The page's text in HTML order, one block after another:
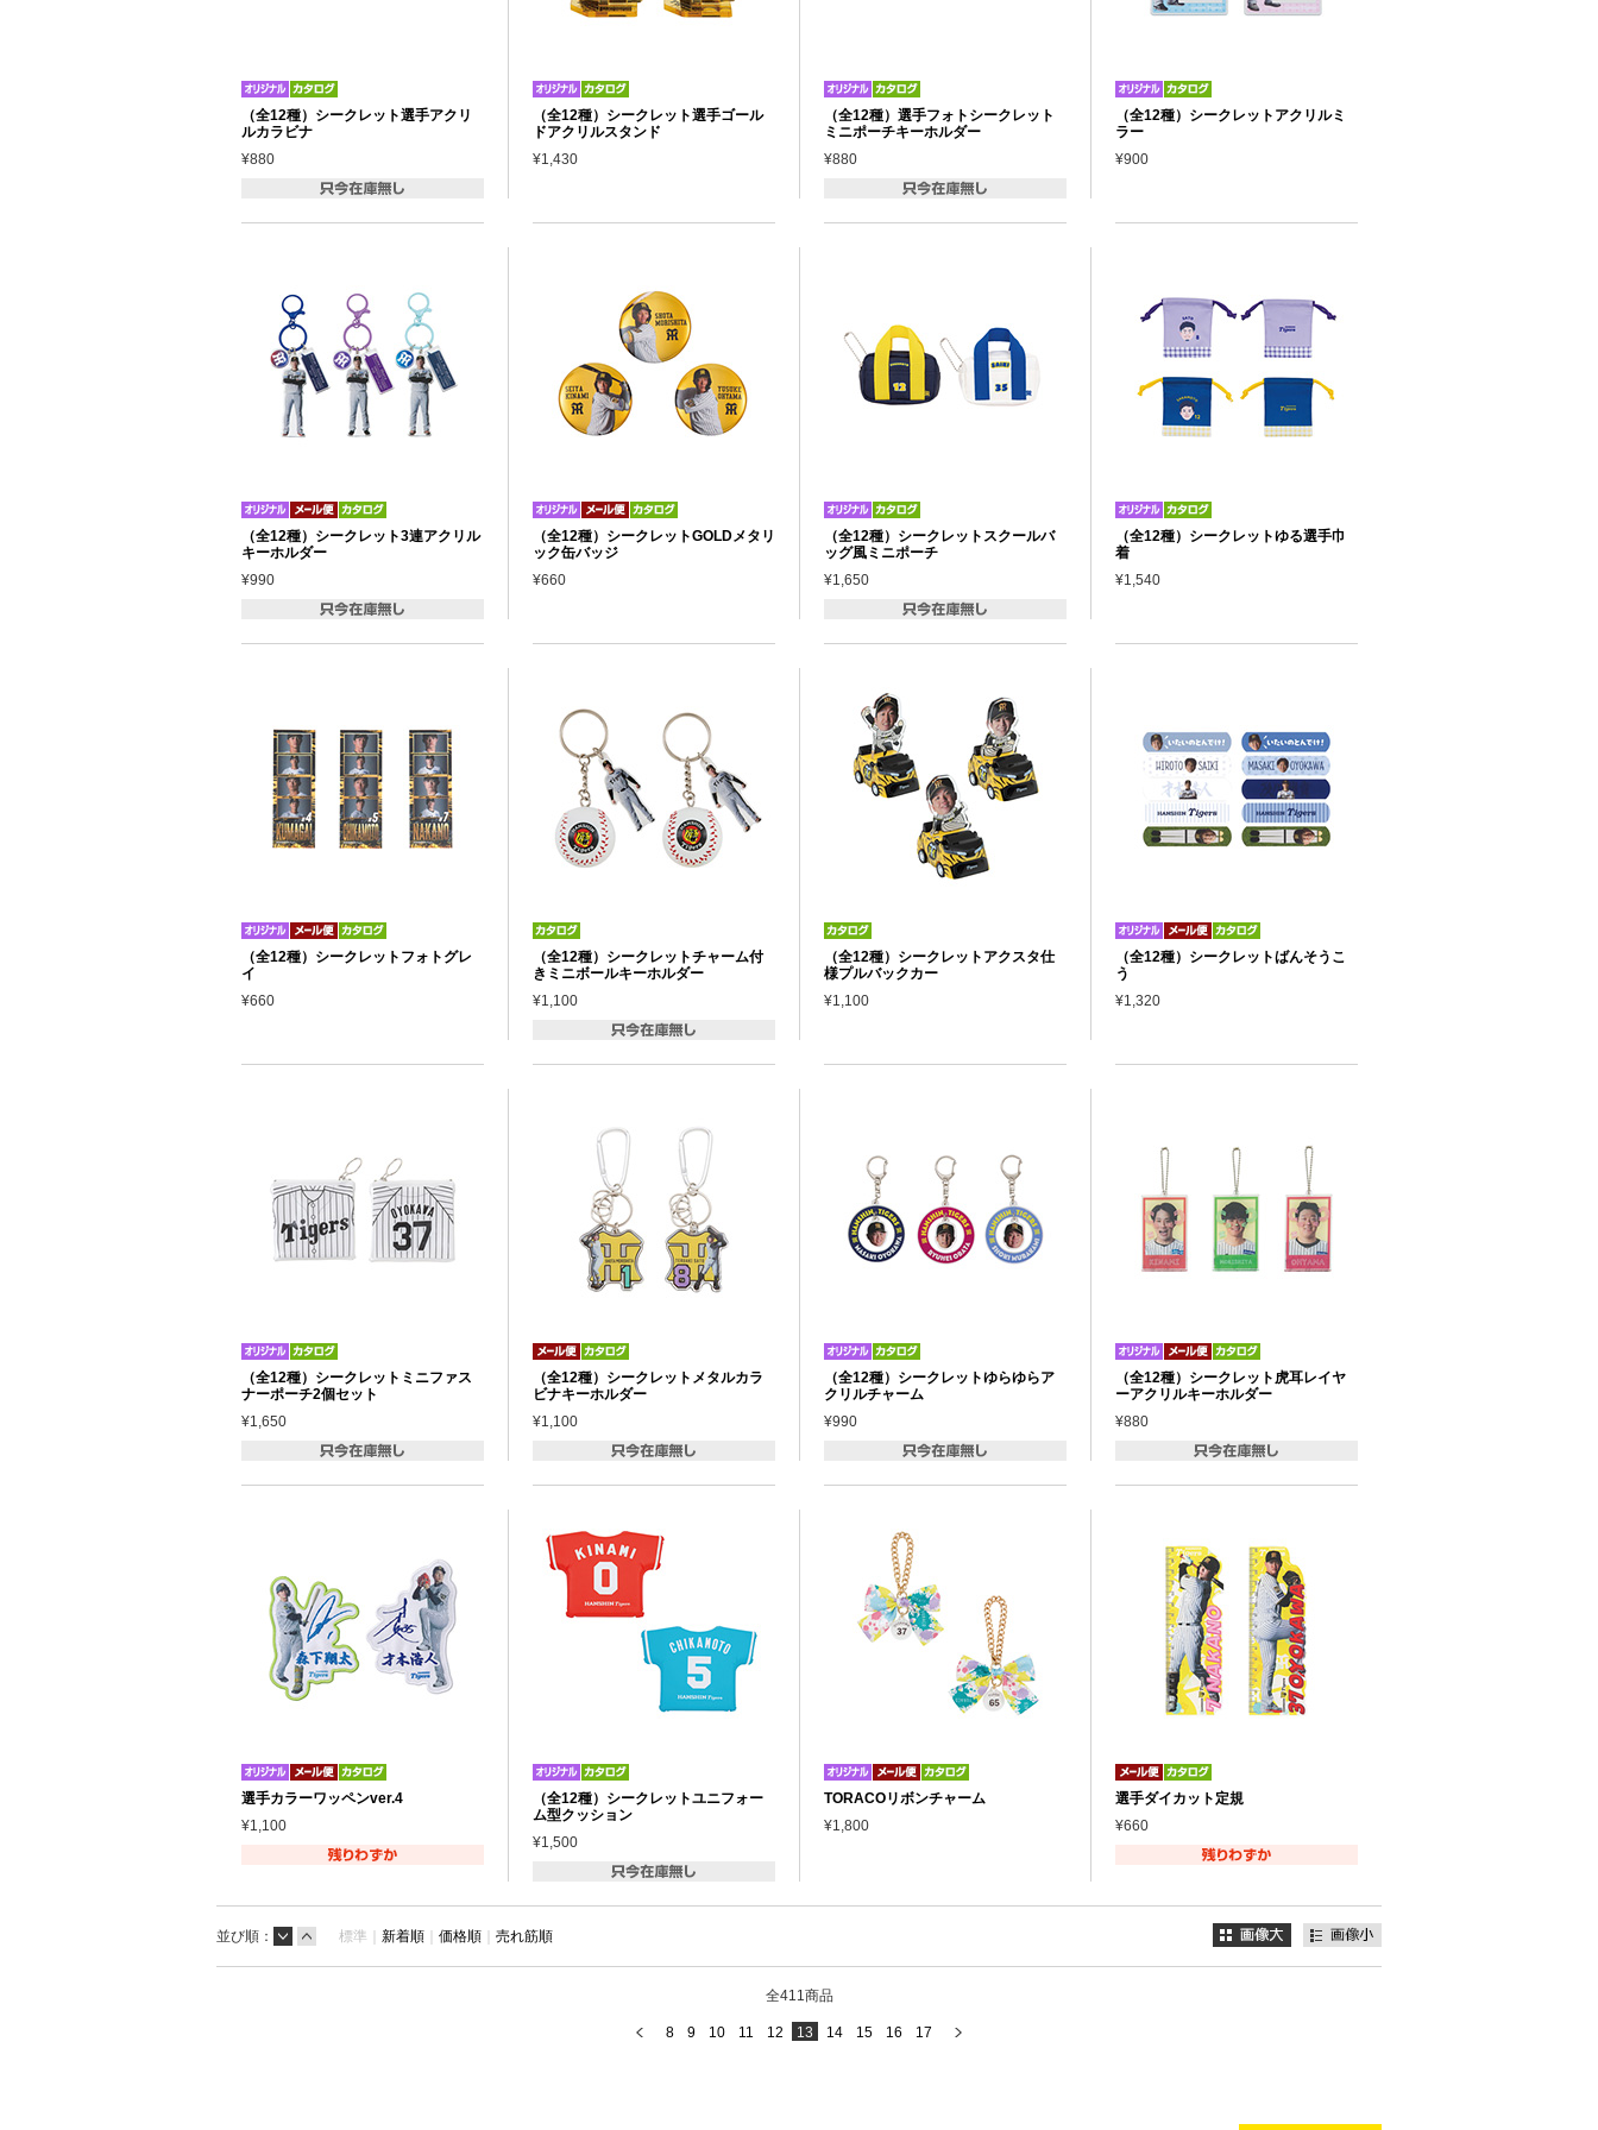
（全12種）シークレット選手アクリ
ルカラビナ
¥880
（全12種）シークレット選手ゴール
ドアクリルスタンド
¥1,430
（全12種）選手フォトシークレット
ミニポーチキーホルダー
¥880
（全12種）シークレットアクリルミ
ラー
¥900
（全12種）シークレット3連アクリル
キーホルダー
¥990
（全12種）シークレットGOLDメタリ
ック缶バッジ
¥660
（全12種）シークレットスクールバ
ッグ風ミニポーチ
¥1,650
（全12種）シークレットゆる選手巾
着
¥1,540
（全12種）シークレットフォトグレ
イ
¥660
（全12種）シークレットチャーム付
きミニボールキーホルダー
¥1,100
（全12種）シークレットアクスタ仕
様プルバックカー
¥1,100
（全12種）シークレットばんそうこ
う
¥1,320
（全12種）シークレットミニファス
ナーポーチ2個セット
¥1,650
（全12種）シークレットメタルカラ
ビナキーホルダー
¥1,100
（全12種）シークレットゆらゆらア
クリルチャーム
¥990
（全12種）シークレット虎耳レイヤ
ーアクリルキーホルダー
¥880
選手カラーワッペンver.4
¥1,100
（全12種）シークレットユニフォー
ム型クッション
¥1,500
TORACOリボンチャーム
¥1,800
選手ダイカット定規
¥660
並び順： 標準｜ 新着順 ｜ 価格順 ｜ 売れ筋順
全411商品
8 9 10 11 12 13 14 15 16 17